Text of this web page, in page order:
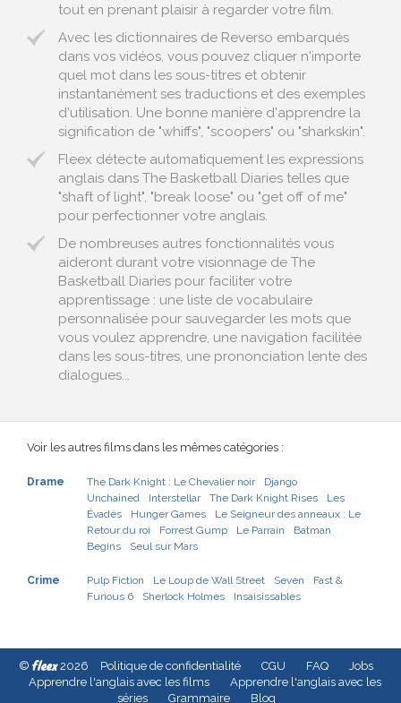
tout en prenant plaisir à regarder votre film.
Avec les dictionnaires de Reverso embarqués
dans vos vidéos, vous pouvez cliquer n'importe
quel mot dans les sous-titres et obtenir
instantanément ses traductions et des exemples
d'utilisation. Une bonne manière d'apprendre la
signification de "whiffs", "scoopers" ou "sharkskin".
Fleex détecte automatiquement les expressions
anglais dans The Basketball Diaries telles que
"shaft of light", "break loose" ou "get off of me"
pour perfectionner votre anglais.
De nombreuses autres fonctionnalités vous
aideront durant votre visionnage de The
Basketball Diaries pour faciliter votre
apprentissage : une liste de vocabulaire
personnalisée pour sauvegarder les mots que
vous voulez apprendre, une navigation facilitée
dans les sous-titres, une prononciation lente des
dialogues...
Voir les autres films dans les mêmes catégories :
Drame The Dark Knight : Le Chevalier noir
Django
Unchained
Interstellar The Dark Knight Rises
Les
Évadés
Hunger Games
Le Seigneur des anneaux : Le
Retour du roi
Forrest Gump Le Parrain
Batman
Begins
Seul sur Mars
Crime Pulp Fiction Le Loup de Wall Street Seven
Fast &
Furious 6
Sherlock Holmes Insaisissables
© fleex2026 Politique de confidentialité CGU FAQ
Jobs
Apprendre l'anglais avec les films
Apprendre l'anglais avec les
séries
Grammaire Blog